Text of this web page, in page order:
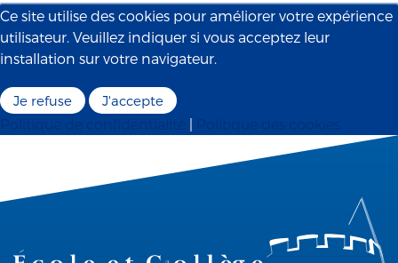
Ce site utilise des cookies pour améliorer votre expérience
utilisateur. Veuillez indiquer si vous acceptez leur
installation sur votre navigateur.
Je refuse J'accepte
Politique de confidentialité Politique des cookies